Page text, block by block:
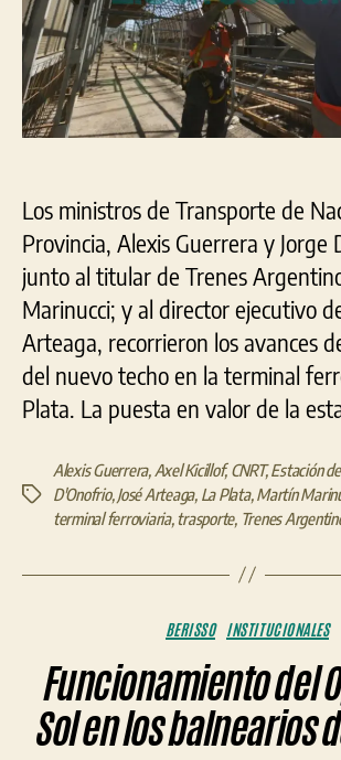
de
La
Los ministros de Transporte de
Provincia, Alexis Guerrera y Jorge
junto al titular de Trenes
Marinucci; y al director ejecutivo
Arteaga, recorrieron los avances
del nuevo techo en la terminal
Plata. La puesta en valor de la
Etiquetas
Alexis Guerrera, Axel Kicillof,CNRT,Estación
D'Onofrio,José Arteaga, La Plata,Martín
terminal ferroviaria,trasporte, Trenes
Categorías
BERISSO INSTITUCIONALES
Funcionamiento del
Sol en los balnearios